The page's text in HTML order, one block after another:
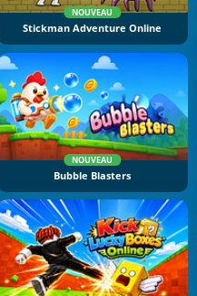
NOUVEAU
Stickman Adventure Online
NOUVEAU
Bubble Blasters